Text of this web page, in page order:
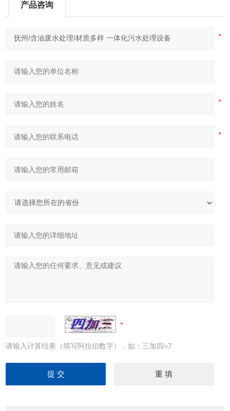
产品咨询
请输入计算结果（填写阿拉伯数字），如：三加四=7